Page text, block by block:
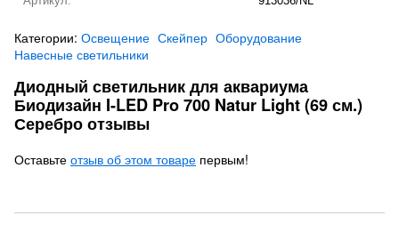
Категории: Освещение Скейпер Оборудование
Навесные светильники
Диодный светильник для аквариума
Биодизайн I-LED Pro 700 Natur Light (69 см.)
Серебро отзывы
Оставьте отзыв об этом товаре первым!